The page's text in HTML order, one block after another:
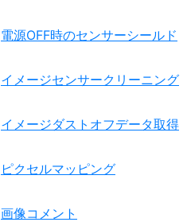
電源OFF時のセンサーシールド
イメージセンサークリーニング
イメージダストオフデータ取得
ピクセルマッピング
画像コメント